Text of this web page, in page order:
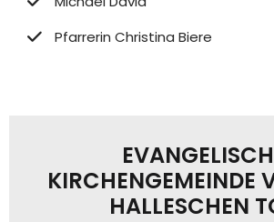
Pfarrerin Christina Biere
KIRCHENGEMEINDE
HALLESCHEN